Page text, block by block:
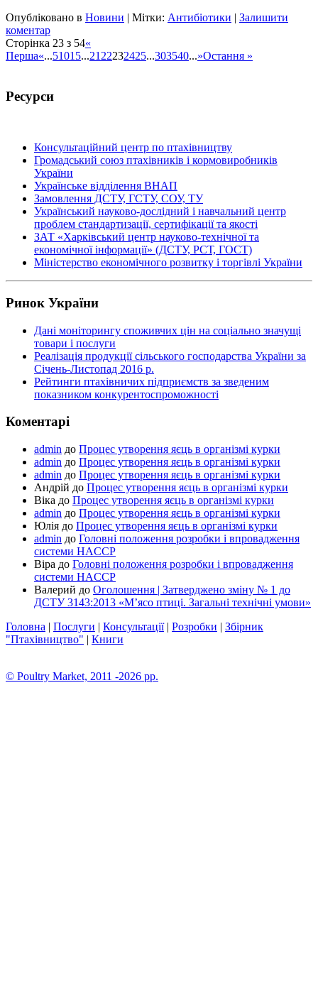
Опубліковано в Новини | Мітки: Антибіотики | Залишити
коментар
Сторінка 23 з 54«
Перша«...51015...21 22232425...303540...»Остання »
Ресурси
Консультаційний центр по птахівництву
Громадський союз птахівників і кормовиробників
України
Українське відділення ВНАП
Замовлення ДСТУ, ГСТУ, СОУ, ТУ
Український науково-дослідний і навчальний центр
проблем стандартизації, сертифікації та якості
ЗАТ «Харківський центр науково-технічної та
економічної інформації» (ДСТУ, РСТ, ГОСТ)
Міністерство економічного розвитку і торгівлі України
Ринок України
Дані моніторингу споживчих цін на соціально значущі
товари і послуги
Реалізація продукції сільського господарства України за
Січень-Листопад 2016 р.
Рейтинги птахівничих підприємств за зведеним
показником конкурентоспроможності
Коментарі
admin до Процес утворення яєць в організмі курки
admin до Процес утворення яєць в організмі курки
admin до Процес утворення яєць в організмі курки
Андрій до Процес утворення яєць в організмі курки
Віка до Процес утворення яєць в організмі курки
admin до Процес утворення яєць в організмі курки
Юлія до Процес утворення яєць в організмі курки
admin до Головні положення розробки і впровадження
системи HACCP
Віра до Головні положення розробки і впровадження
системи HACCP
Валерий до Оголошення | Затверджено зміну № 1 до
ДСТУ 3143:2013 «М’ясо птиці. Загальні технічні умови»
Головна | Послуги | Консультації| Розробки | Збірник
"Птахівництво" | Книги
© Poultry Market, 2011 -2026 pp.